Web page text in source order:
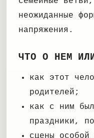
неожиданные
напряжения.
ЧТО О НЕМ
как этот
родителей;
как с ним
праздники,
сцены особой